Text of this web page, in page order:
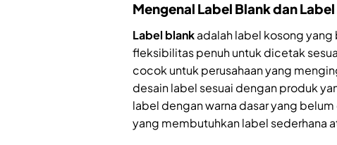
Mengenal Label Blank dan
Label blankadalah label kosong
fleksibilitas penuh untuk dicetak
cocok untuk perusahaan yang
desain label sesuai dengan produk
label dengan warna dasar yang
yang membutuhkan label sederhana